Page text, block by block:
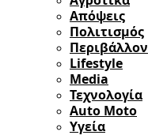
Απόψεις
Πολιτισμός
Περιβάλλον
Lifestyle
Media
Τεχνολογία
Auto Moto
Υγεία